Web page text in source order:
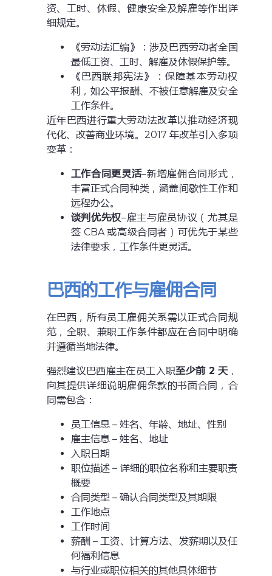
资、工时、休假、健康安全及解雇等作出详
细规定。
《劳动法汇编》：涉及巴西劳动者全国
最低工资、工时、解雇及休假保护等。
《巴西联邦宪法》：保障基本劳动权
利，如公平报酬、不被任意解雇及安全
工作条件。
近年巴西进行重大劳动法改革以推动经济现
代化、改善商业环境。2017 年改革引入多项
变革：
工作合同更灵活–新增雇佣合同形式，
丰富正式合同种类，涵盖间歇性工作和
远程办公。
谈判优先权–雇主与雇员协议（尤其是
签 CBA 或高级合同者）可优先于某些
法律要求，工作条件更灵活。
巴西的工作与雇佣合同
在巴西，所有员工雇佣关系需以正式合同规
范，全职、兼职工作条件都应在合同中明确
并遵循当地法律。
强烈建议巴西雇主在员工入职至少前 2 天，
向其提供详细说明雇佣条款的书面合同，合
同需包含：
员工信息 – 姓名、年龄、地址、性别
雇主信息 – 姓名、地址
入职日期
职位描述 – 详细的职位名称和主要职责
概要
合同类型 – 确认合同类型及其期限
工作地点
工作时间
薪酬 – 工资、计算方法、发薪期以及任
何福利信息
与行业或职位相关的其他具体细节